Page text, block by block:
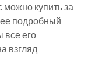
можно купить за
подробный
все его
взгляд